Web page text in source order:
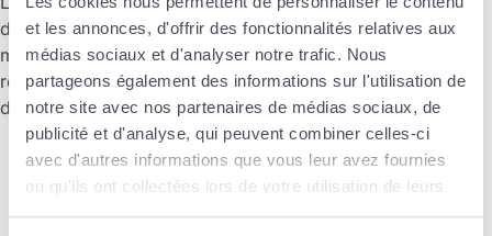
et les annonces, d'offrir des fonctionnalités relatives aux
médias sociaux et d'analyser notre trafic. Nous
partageons également des informations sur l'utilisation de
notre site avec nos partenaires de médias sociaux, de
publicité et d'analyse, qui peuvent combiner celles-ci
avec d'autres informations que vous leur avez fournies
ou qu'ils ont collectées lors de votre utilisation de leurs
services.
des durées de la ou des périodes de congés au moins 1
mois avant le début de chacune des périodes. Les
représentants du personnel n’ont pas à intervenir sur une
demande de congé de paternité.